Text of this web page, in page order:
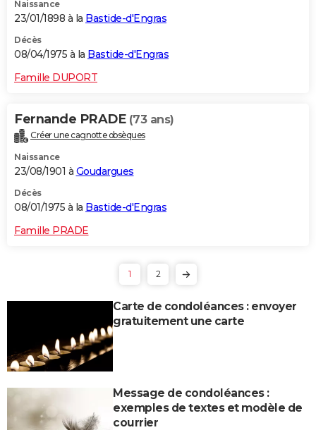
Naissance
23/01/1898 à la Bastide-d'Engras
Décès
08/04/1975 à la Bastide-d'Engras
Famille DUPORT
Fernande PRADE (73 ans)
Créer une cagnotte obsèques
Naissance
23/08/1901 à Goudargues
Décès
08/01/1975 à la Bastide-d'Engras
Famille PRADE
1 2
Carte de condoléances : envoyer
gratuitement une carte
Message de condoléances :
exemples de textes et modèle de
courrier